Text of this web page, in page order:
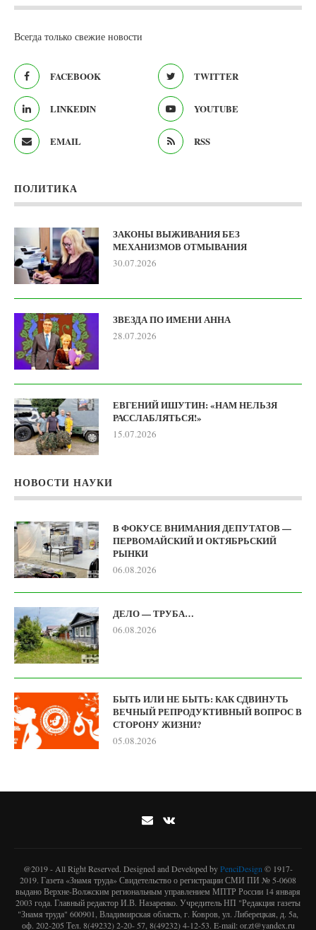
Всегда только свежие новости
FACEBOOK TWITTER
LINKEDIN YOUTUBE
EMAIL RSS
ПОЛИТИКА
ЗАКОНЫ ВЫЖИВАНИЯ БЕЗ
МЕХАНИЗМОВ ОТМЫВАНИЯ
30.07.2026
ЗВЕЗДА ПО ИМЕНИ АННА
28.07.2026
ЕВГЕНИЙ ИШУТИН: «НАМ НЕЛЬЗЯ
РАССЛАБЛЯТЬСЯ!»
15.07.2026
НОВОСТИ НАУКИ
В ФОКУСЕ ВНИМАНИЯ ДЕПУТАТОВ —
ПЕРВОМАЙСКИЙ И ОКТЯБРЬСКИЙ
РЫНКИ
06.08.2026
ДЕЛО — ТРУБА…
06.08.2026
БЫТЬ ИЛИ НЕ БЫТЬ: КАК СДВИНУТЬ
ВЕЧНЫЙ РЕПРОДУКТИВНЫЙ ВОПРОС В
СТОРОНУ ЖИЗНИ?
05.08.2026
@2019 - All Right Reserved. Designed and Developed byPenciDesign © 1917-
2019. Газета «Знамя труда» Свидетельство о регистрации СМИ ПИ № 5-0608
выдано Верхне-Волжским региональным управлением МПТР России 14 января
2003 года. Главный редактор И.В. Назаренко. Учредитель НП "Редакция газеты
"Знамя труда" 600901, Владимирская область, г. Ковров, ул. Либерецкая, д. 5а,
оф. 202-205 Тел. 8(49232) 2-20- 57, 8(49232) 4-12-53. E-mail: or.zt@yandex.ru